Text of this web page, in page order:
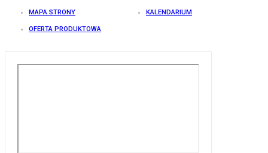
MAPA STRONY KALENDARIUM
OFERTA PRODUKTOWA